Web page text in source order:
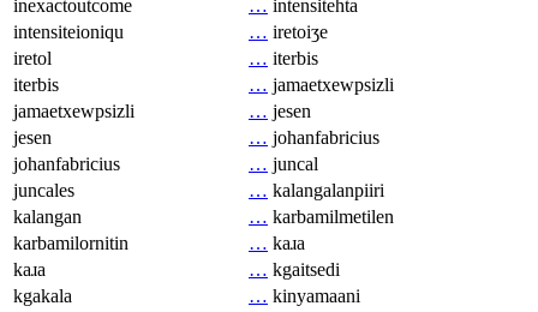
inexactoutcome
… intensitehta
intensiteioniqu
… iretoiʒe
iretol
… iterbis
iterbis
… jamaetxewpsizli
jamaetxewpsizli
… jesen
jesen
… johanfabricius
johanfabricius
… juncal
juncales
… kalangalanpiiri
kalangan
… karbamilmetilen
karbamilornitin
… kaɹa
kaɹa
… kgaitsedi
kgakala
… kinyamaani